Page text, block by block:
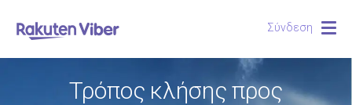
Σύνδεση
Τρόπος κλήσης προς